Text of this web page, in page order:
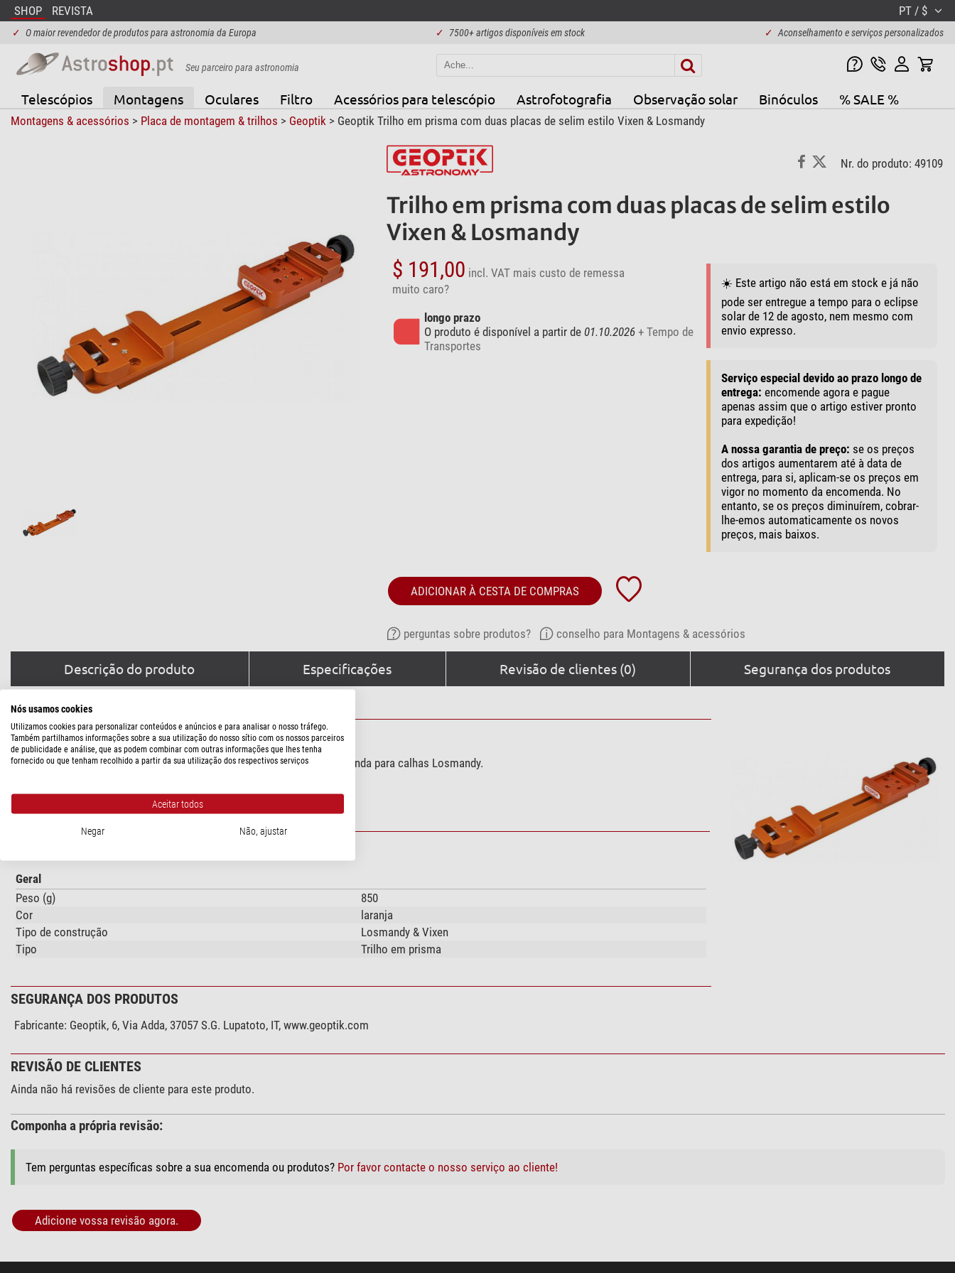
SHOP REVISTA PT / $
✓ O maior revendedor de produtos para astronomia da Europa ✓ 7500+ artigos disponíveis em stock ✓ Aconselhamento e serviços personalizados
Seu parceiro para astronomia
Telescópios Montagens Oculares Filtro Acessórios para telescópio Astrofotografia Observação solar Binóculos % SALE %
Montagens & acessórios > Placa de montagem & trilhos > Geoptik > Geoptik Trilho em prisma com duas placas de selim estilo Vixen & Losmandy
Nr. do produto: 49109
Trilho em prisma com duas placas de selim estilo
Vixen & Losmandy
$ 191,00 incl. VAT mais custo de remessa
muito caro?
longo prazo
O produto é disponível a partir de 01.10.2026 + Tempo de
Transportes
☀️ Este artigo não está em stock e já não
pode ser entregue a tempo para o eclipse
solar de 12 de agosto, nem mesmo com
envio expresso.
Serviço especial devido ao prazo longo de
entrega: encomende agora e pague
apenas assim que o artigo estiver pronto
para expedição!
A nossa garantia de preço: se os preços
dos artigos aumentarem até à data de
entrega, para si, aplicam-se os preços em
vigor no momento da encomenda. No
entanto, se os preços diminuírem, cobrar-
lhe-emos automaticamente os novos
preços, mais baixos.
ADICIONAR À CESTA DE COMPRAS
perguntas sobre produtos? conselho para Montagens & acessórios
Descrição do produto Especificações Revisão de clientes (0) Segurança dos produtos
DESCRIÇÃO DO PRODUTO
Esta calha oferece-lhe duas ligações, uma para calhas Vixen e uma segunda para calhas Losmandy.
A distância é regulável de forma variável entre 160 e 210 milímetros.
Geral
Peso (g)
850
Cor
laranja
Tipo de construção
Losmandy & Vixen
Tipo
Trilho em prisma
SEGURANÇA DOS PRODUTOS
Fabricante: Geoptik, 6, Via Adda, 37057 S.G. Lupatoto, IT, www.geoptik.com
REVISÃO DE CLIENTES
Ainda não há revisões de cliente para este produto.
Componha a própria revisão:
Tem perguntas específicas sobre a sua encomenda ou produtos? Por favor contacte o nosso serviço ao cliente!
Adicione vossa revisão agora.
Nós usamos cookies
Utilizamos cookies para personalizar conteúdos e anúncios e para analisar o nosso tráfego.
Também partilhamos informações sobre a sua utilização do nosso sítio com os nossos parceiros
de publicidade e análise, que as podem combinar com outras informações que lhes tenha
fornecido ou que tenham recolhido a partir da sua utilização dos respectivos serviços
Aceitar todos
Negar Não, ajustar